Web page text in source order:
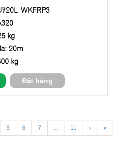
WKFRP3
kg
20m
kg
Đặt hàng
5 6 7 11 › »